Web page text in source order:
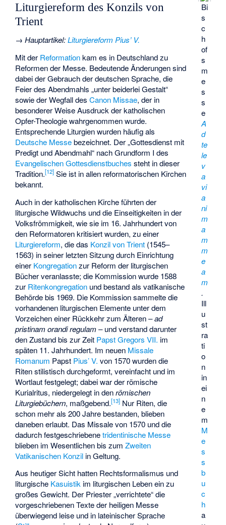
Bi
s
c
h
of
s
m
e
s
s
e
A
d
te
le
v
a
vi
a
ni
m
a
m
m
e
a
m
.
Ill
u
st
ra
ti
o
n
in
ei
n
e
m
M
e
s
s
b
u
c
h
a
Liturgiereform des Konzils von
Trient
→Hauptartikel:Liturgiereform Pius’ V.
Mit der Reformationkam es in Deutschland zu
Reformen der Messe. Bedeutende Änderungen sind
dabei der Gebrauch der deutschen Sprache, die
Feier des Abendmahls „unter beiderlei Gestalt“
sowie der Wegfall desCanon Missae, der in
besonderer Weise Ausdruck der katholischen
Opfer-Theologie wahrgenommen wurde.
Entsprechende Liturgien wurden häufig als
Deutsche Messebezeichnet. Der „Gottesdienst mit
Predigt und Abendmahl“ nach Grundform I des
Evangelischen Gottesdienstbuches steht in dieser
Tradition.[12] Sie ist in allen reformatorischen Kirchen
bekannt.
Auch in der katholischen Kirche führten der
liturgische Wildwuchs und die Einseitigkeiten in der
Volksfrömmigkeit, wie sie im 16. Jahrhundert von
den Reformatoren kritisiert wurden, zu einer
Liturgiereform, die das Konzil von Trient (1545–
1563) in seiner letzten Sitzung durch Einrichtung
einer Kongregationzur Reform der liturgischen
Bücher veranlasste; die Kommission wurde 1588
zur Ritenkongregation und bestand als vatikanische
Behörde bis 1969. Die Kommission sammelte die
vorhandenen liturgischen Elemente unter dem
Vorzeichen einer Rückkehr zum Älteren –ad
pristinam orandi regulam – und verstand darunter
den Zustand bis zur Zeit Papst Gregors VII. im
späten 11. Jahrhundert. Im neuen Missale
Romanum Papst Pius’ V. von 1570 wurden die
Riten stilistisch durchgeformt, vereinfacht und im
Wortlaut festgelegt; dabei war der römische
Kurialritus, niedergelegt in denrömischen
Liturgiebüchern, maßgebend.[13] Nur Riten, die
schon mehr als 200 Jahre bestanden, blieben
daneben erlaubt. Das Missale von 1570 und die
dadurch festgeschriebenetridentinische Messe
blieben im Wesentlichen bis zumZweiten
Vatikanischen Konzil in Geltung.
Aus heutiger Sicht hatten Rechtsformalismus und
liturgische Kasuistik im liturgischen Leben ein zu
großes Gewicht. Der Priester „verrichtete“ die
vorgeschriebenen Texte der heiligen Messe
überwiegend leise und in lateinischer Sprache